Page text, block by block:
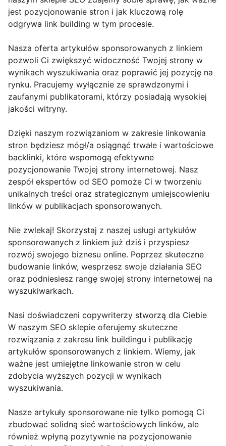
jest pozycjonowanie stron i jak kluczową rolę
odgrywa link building w tym procesie.
Nasza oferta artykułów sponsorowanych z linkiem
pozwoli Ci zwiększyć widoczność Twojej strony w
wynikach wyszukiwania oraz poprawić jej pozycję na
rynku. Pracujemy wyłącznie ze sprawdzonymi i
zaufanymi publikatorami, którzy posiadają wysokiej
jakości witryny.
Dzięki naszym rozwiązaniom w zakresie linkowania
stron będziesz mógł/a osiągnąć trwałe i wartościowe
backlinki, które wspomogą efektywne
pozycjonowanie Twojej strony internetowej. Nasz
zespół ekspertów od SEO pomoże Ci w tworzeniu
unikalnych treści oraz strategicznym umiejscowieniu
linków w publikacjach sponsorowanych.
Nie zwlekaj! Skorzystaj z naszej usługi artykułów
sponsorowanych z linkiem już dziś i przyspiesz
rozwój swojego biznesu online. Poprzez skuteczne
budowanie linków, wesprzesz swoje działania SEO
oraz podniesiesz rangę swojej strony internetowej na
wyszukiwarkach.
Nasi doświadczeni copywriterzy stworzą dla Ciebie
W naszym SEO sklepie oferujemy skuteczne
rozwiązania z zakresu link buildingu i publikację
artykułów sponsorowanych z linkiem. Wiemy, jak
ważne jest umiejętne linkowanie stron w celu
zdobycia wyższych pozycji w wynikach
wyszukiwania.
Nasze artykuły sponsorowane nie tylko pomogą Ci
zbudować solidną sieć wartościowych linków, ale
również wpłyną pozytywnie na pozycjonowanie